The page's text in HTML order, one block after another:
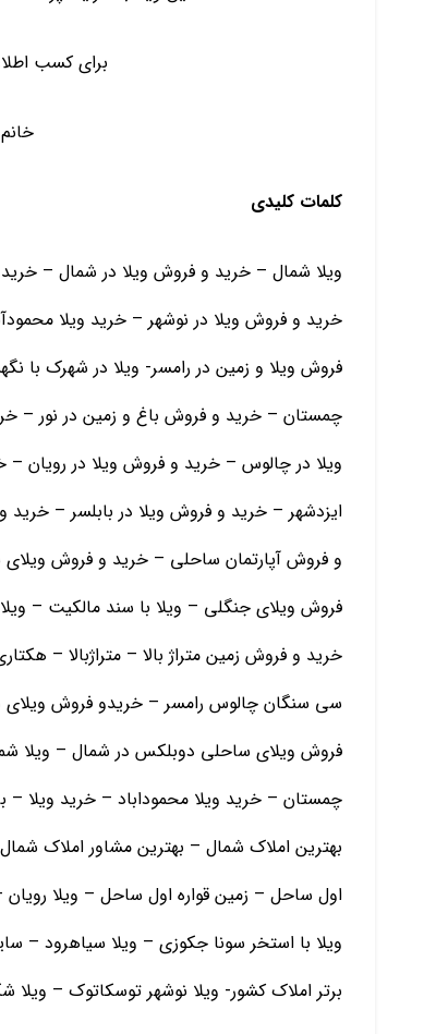
برای کسب
خانم
کلمات کلیدی
ویلا شمال – خرید و فروش ویلا در شمال –
خرید و فروش ویلا در نوشهر – خرید ویلا
چمستان – خرید و فروش باغ و زمین در نور –
ویلا در چالوس – خرید و فروش ویلا در رویان
ایزدشهر – خرید و فروش ویلا در بابلسر –
و فروش آپارتمان ساحلی – خرید و فروش
فروش ویلای جنگلی – ویلا با سند مالکیت –
خرید و فروش زمین متراژ بالا – متراژبالا –
سی سنگان چالوس رامسر – خریدو فروش
فروش ویلای ساحلی دوبلکس در شمال – ویلا
چمستان – خرید ویلا محموداباد – خرید ویلا
بهترین املاک شمال – بهترین مشاور املاک
اول ساحل – زمین قواره اول ساحل – ویلا
ویلا با استخر سونا جکوزی – ویلا سیاهرود
برتر املاک کشور- ویلا نوشهر توسکاتوک – ویلا